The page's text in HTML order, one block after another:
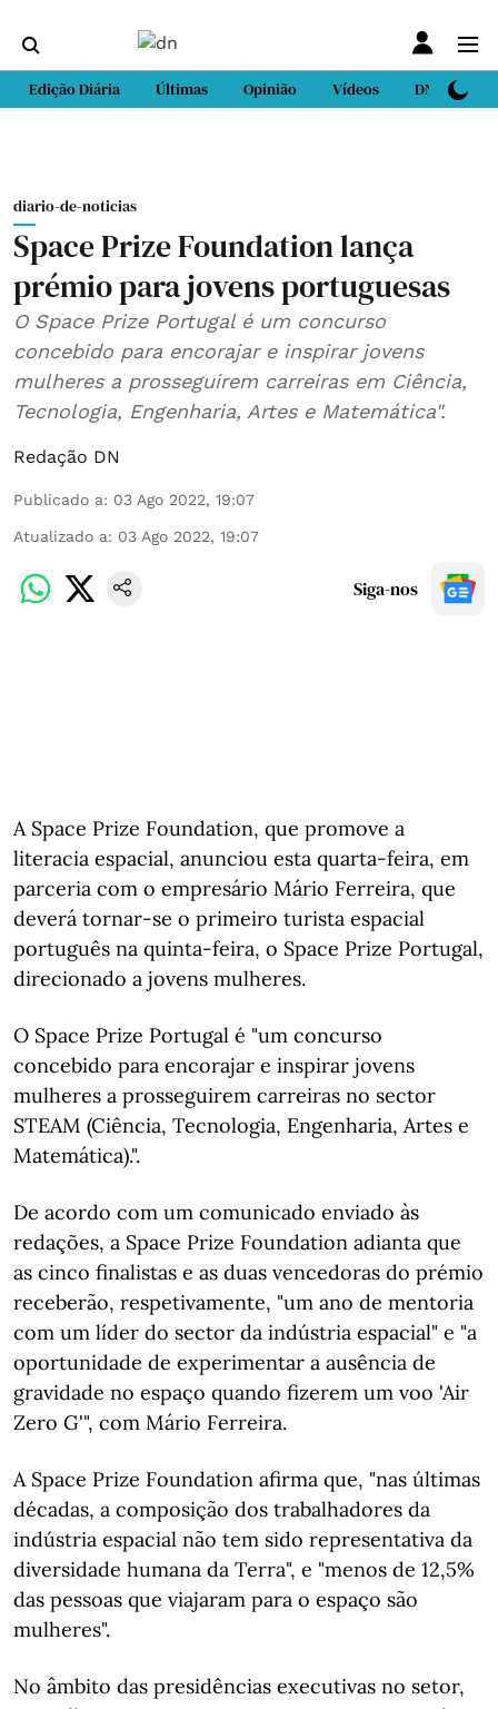
Edição Diária Últimas Opinião Vídeos DN Sport
diario-de-noticias
Space Prize Foundation lança
prémio para jovens portuguesas
O Space Prize Portugal é um concurso
concebido para encorajar e inspirar jovens
mulheres a prosseguirem carreiras em Ciência,
Tecnologia, Engenharia, Artes e Matemática".
Redação DN
Publicado a: 03 Ago 2022, 19:07
Atualizado a: 03 Ago 2022, 19:07
Siga-nos
A Space Prize Foundation, que promove a
literacia espacial, anunciou esta quarta-feira, em
parceria com o empresário Mário Ferreira, que
deverá tornar-se o primeiro turista espacial
português na quinta-feira, o Space Prize Portugal,
direcionado a jovens mulheres.
O Space Prize Portugal é "um concurso
concebido para encorajar e inspirar jovens
mulheres a prosseguirem carreiras no sector
STEAM (Ciência, Tecnologia, Engenharia, Artes e
Matemática).".
De acordo com um comunicado enviado às
redações, a Space Prize Foundation adianta que
as cinco finalistas e as duas vencedoras do prémio
receberão, respetivamente, "um ano de mentoria
com um líder do sector da indústria espacial" e "a
oportunidade de experimentar a ausência de
gravidade no espaço quando fizerem um voo 'Air
Zero G'", com Mário Ferreira.
A Space Prize Foundation afirma que, "nas últimas
décadas, a composição dos trabalhadores da
indústria espacial não tem sido representativa da
diversidade humana da Terra", e "menos de 12,5%
das pessoas que viajaram para o espaço são
mulheres".
No âmbito das presidências executivas no setor,